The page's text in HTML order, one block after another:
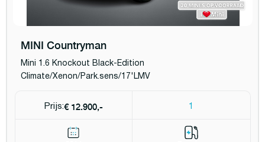
MINI Countryman
Mini 1.6 Knockout Black-Edition
Climate/Xenon/Park.sens/17'LMV
Prijs:€ 12.900,- 1